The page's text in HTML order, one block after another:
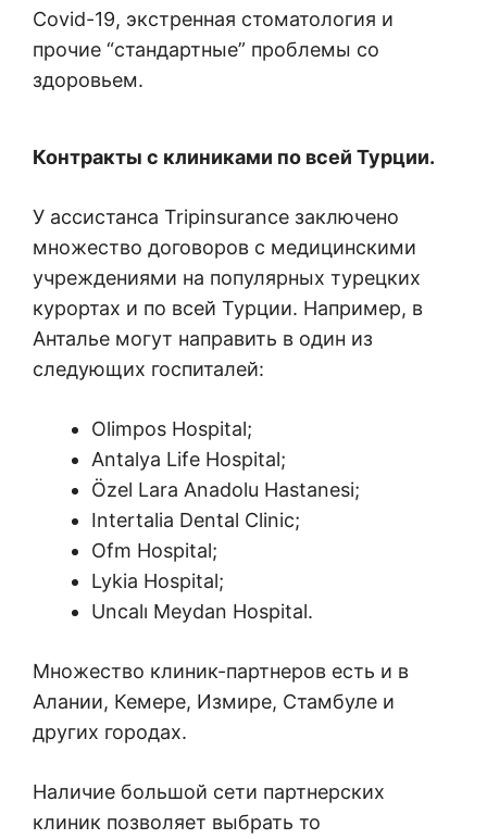
Covid-19, экстренная стоматология и
прочие “стандартные” проблемы со
здоровьем.
Контракты с клиниками по всей Турции.
У ассистанса Tripinsurance заключено
множество договоров с медицинскими
учреждениями на популярных турецких
курортах и по всей Турции. Например, в
Анталье могут направить в один из
следующих госпиталей:
Olimpos Hospital;
Antalya Life Hospital;
Özel Lara Anadolu Hastanesi;
Intertalia Dental Clinic;
Ofm Hospital;
Lykia Hospital;
Uncalı Meydan Hospital.
Множество клиник-партнеров есть и в
Алании, Кемере, Измире, Стамбуле и
других городах.
Наличие большой сети партнерских
клиник позволяет выбрать то